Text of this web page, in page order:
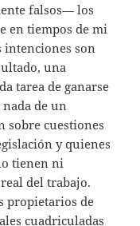
falsos— los
en tiempos de mi
intenciones son
una
tarea de ganarse
nada de un
sobre cuestiones
y quienes
tienen ni
del trabajo.
propietarios de
cuadriculadas